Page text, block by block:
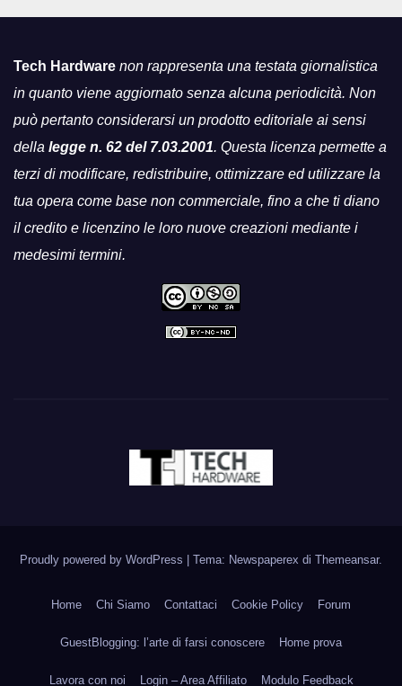
Tech Hardware non rappresenta una testata giornalistica
in quanto viene aggiornato senza alcuna periodicità. Non
può pertanto considerarsi un prodotto editoriale ai sensi
della legge n. 62 del 7.03.2001. Questa licenza permette a
terzi di modificare, redistribuire, ottimizzare ed utilizzare la
tua opera come base non commerciale, fino a che ti diano
il credito e licenzino le loro nuove creazioni mediante i
medesimi termini.
Proudly powered by WordPress Tema: Newspaperex di Themeansar.
Home Chi Siamo Contattaci Cookie Policy Forum
GuestBlogging: l’arte di farsi conoscere Home prova
Lavora con noi Login – Area Affiliato Modulo Feedback